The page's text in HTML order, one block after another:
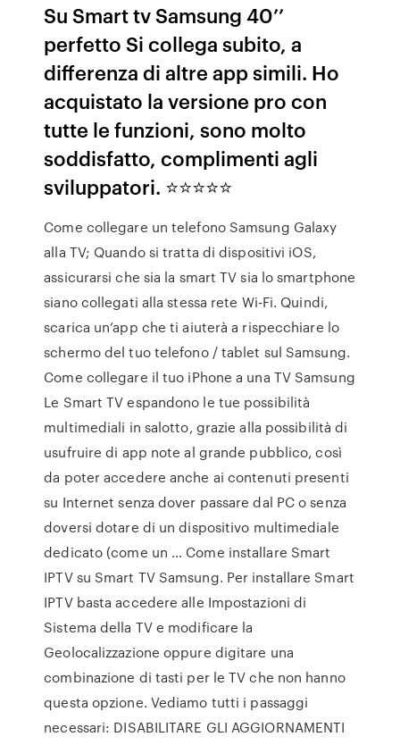
Su Smart tv Samsung 40’’
perfetto Si collega subito, a
differenza di altre app simili. Ho
acquistato la versione pro con
tutte le funzioni, sono molto
soddisfatto, complimenti agli
sviluppatori. ⭐️⭐️⭐️⭐️⭐️
Come collegare un telefono Samsung Galaxy
alla TV; Quando si tratta di dispositivi iOS,
assicurarsi che sia la smart TV sia lo smartphone
siano collegati alla stessa rete Wi-Fi. Quindi,
scarica un’app che ti aiuterà a rispecchiare lo
schermo del tuo telefono / tablet sul Samsung.
Come collegare il tuo iPhone a una TV Samsung
Le Smart TV espandono le tue possibilità
multimediali in salotto, grazie alla possibilità di
usufruire di app note al grande pubblico, così
da poter accedere anche ai contenuti presenti
su Internet senza dover passare dal PC o senza
doversi dotare di un dispositivo multimediale
dedicato (come un … Come installare Smart
IPTV su Smart TV Samsung. Per installare Smart
IPTV basta accedere alle Impostazioni di
Sistema della TV e modificare la
Geolocalizzazione oppure digitare una
combinazione di tasti per le TV che non hanno
questa opzione. Vediamo tutti i passaggi
necessari: DISABILITARE GLI AGGIORNAMENTI